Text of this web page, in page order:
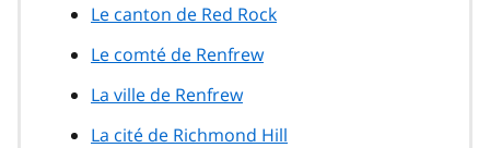
Le canton de Red Rock
Le comté de Renfrew
La ville de Renfrew
La cité de Richmond Hill